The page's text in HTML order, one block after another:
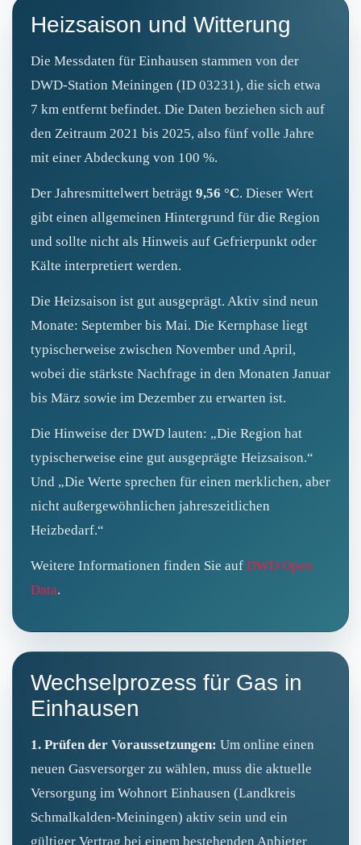
Heizsaison und Witterung
Die Messdaten für Einhausen stammen von der
DWD-Station Meiningen (ID 03231), die sich etwa
7 km entfernt befindet. Die Daten beziehen sich auf
den Zeitraum 2021 bis 2025, also fünf volle Jahre
mit einer Abdeckung von 100 %.
Der Jahresmittelwert beträgt 9,56 °C. Dieser Wert
gibt einen allgemeinen Hintergrund für die Region
und sollte nicht als Hinweis auf Gefrierpunkt oder
Kälte interpretiert werden.
Die Heizsaison ist gut ausgeprägt. Aktiv sind neun
Monate: September bis Mai. Die Kernphase liegt
typischerweise zwischen November und April,
wobei die stärkste Nachfrage in den Monaten Januar
bis März sowie im Dezember zu erwarten ist.
Die Hinweise der DWD lauten: „Die Region hat
typischerweise eine gut ausgeprägte Heizsaison.“
Und „Die Werte sprechen für einen merklichen, aber
nicht außergewöhnlichen jahreszeitlichen
Heizbedarf.“
Weitere Informationen finden Sie auf DWD Open
Data.
Wechselprozess für Gas in
Einhausen
1. Prüfen der Voraussetzungen: Um online einen
neuen Gasversorger zu wählen, muss die aktuelle
Versorgung im Wohnort Einhausen (Landkreis
Schmalkalden-Meiningen) aktiv sein und ein
gültiger Vertrag bei einem bestehenden Anbieter